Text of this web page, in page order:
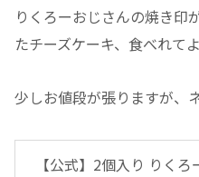
りくろーおじさんの焼き印
たチーズケーキ、食べれて
少しお値段が張りますが、
【公式】2個入り りくろ